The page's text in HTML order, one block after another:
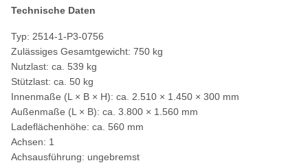
Technische Daten
Typ: 2514-1-P3-0756
Zulässiges Gesamtgewicht: 750 kg
Nutzlast: ca. 539 kg
Stützlast: ca. 50 kg
Innenmaße (L × B × H): ca. 2.510 × 1.450 × 300 mm
Außenmaße (L × B): ca. 3.800 × 1.560 mm
Ladeflächenhöhe: ca. 560 mm
Achsen: 1
Achsausführung: ungebremst